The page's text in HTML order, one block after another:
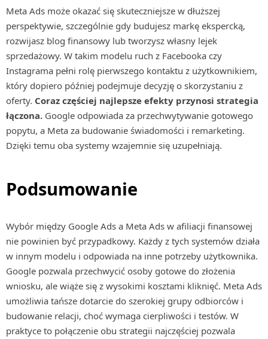
Meta Ads może okazać się skuteczniejsze w dłuższej
perspektywie, szczególnie gdy budujesz markę ekspercką,
rozwijasz blog finansowy lub tworzysz własny lejek
sprzedażowy. W takim modelu ruch z Facebooka czy
Instagrama pełni rolę pierwszego kontaktu z użytkownikiem,
który dopiero później podejmuje decyzję o skorzystaniu z
oferty. Coraz częściej najlepsze efekty przynosi strategia
łączona. Google odpowiada za przechwytywanie gotowego
popytu, a Meta za budowanie świadomości i remarketing.
Dzięki temu oba systemy wzajemnie się uzupełniają.
Podsumowanie
Wybór między Google Ads a Meta Ads w afiliacji finansowej
nie powinien być przypadkowy. Każdy z tych systemów działa
w innym modelu i odpowiada na inne potrzeby użytkownika.
Google pozwala przechwycić osoby gotowe do złożenia
wniosku, ale wiąże się z wysokimi kosztami kliknięć. Meta Ads
umożliwia tańsze dotarcie do szerokiej grupy odbiorców i
budowanie relacji, choć wymaga cierpliwości i testów. W
praktyce to połączenie obu strategii najczęściej pozwala